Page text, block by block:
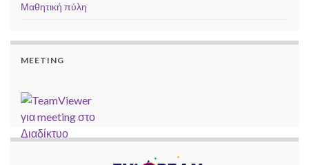
Μαθητική πύλη
MEETING